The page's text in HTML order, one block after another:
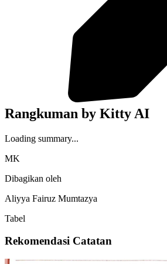
Rangkuman by Kitty AI
Loading summary...
MK
Dibagikan oleh
Aliyya Fairuz Mumtazya
Tabel
Rekomendasi Catatan